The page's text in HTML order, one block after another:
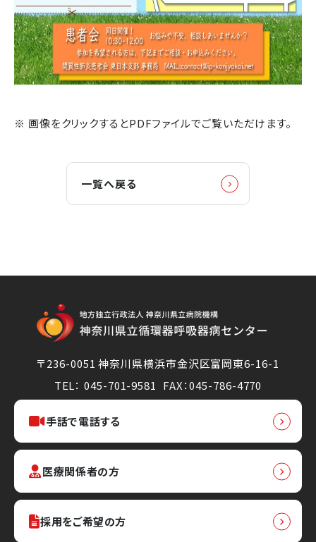
※ 画像をクリックするとPDFファイルでご覧いただけます。
一覧へ戻る
〒236-0051 神奈川県横浜市金沢区富岡東6-16-1
TEL： 045-701-9581
FAX：045-786-4770
手話で電話する
医療関係者の方
採用をご希望の方